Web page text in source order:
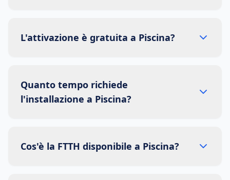
L'attivazione è gratuita a Piscina?
Quanto tempo richiede
l'installazione a Piscina?
Cos'è la FTTH disponibile a Piscina?